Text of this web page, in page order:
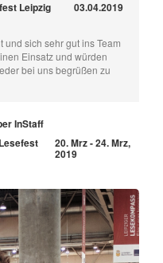
Leipzig
03.04.2019
und sich sehr gut ins Team
Einsatz und würden
bei uns begrüßen zu
InStaff
20. Mrz - 24. Mrz,
2019